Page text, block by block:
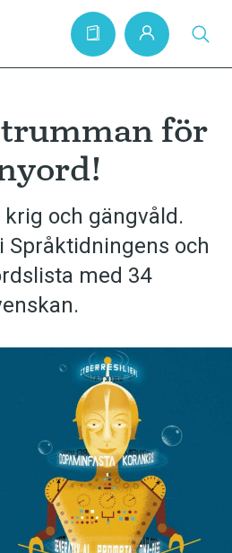
digitalt
för
och gängvåld.
Språktidningens och
med 34